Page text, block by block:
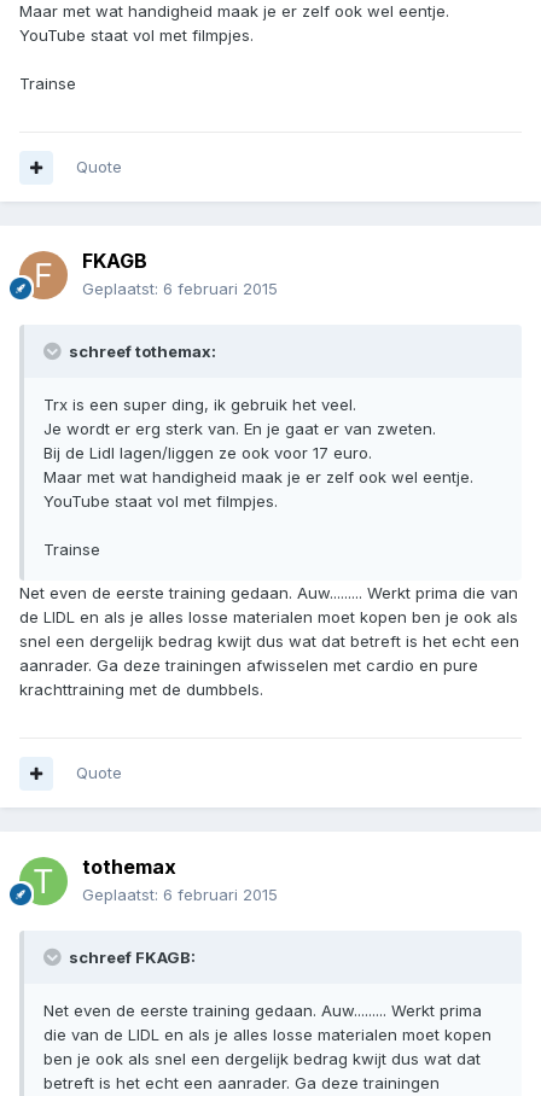
Maar met wat handigheid maak je er zelf ook wel eentje.
YouTube staat vol met filmpjes.
Trainse
Quote
FKAGB
Geplaatst: 6 februari 2015
schreef tothemax:
Trx is een super ding, ik gebruik het veel.
Je wordt er erg sterk van. En je gaat er van zweten.
Bij de Lidl lagen/liggen ze ook voor 17 euro.
Maar met wat handigheid maak je er zelf ook wel eentje.
YouTube staat vol met filmpjes.
Trainse
Net even de eerste training gedaan. Auw......... Werkt prima die van
de LIDL en als je alles losse materialen moet kopen ben je ook als
snel een dergelijk bedrag kwijt dus wat dat betreft is het echt een
aanrader. Ga deze trainingen afwisselen met cardio en pure
krachttraining met de dumbbels.
Quote
tothemax
Geplaatst: 6 februari 2015
schreef FKAGB:
Net even de eerste training gedaan. Auw......... Werkt prima
die van de LIDL en als je alles losse materialen moet kopen
ben je ook als snel een dergelijk bedrag kwijt dus wat dat
betreft is het echt een aanrader. Ga deze trainingen